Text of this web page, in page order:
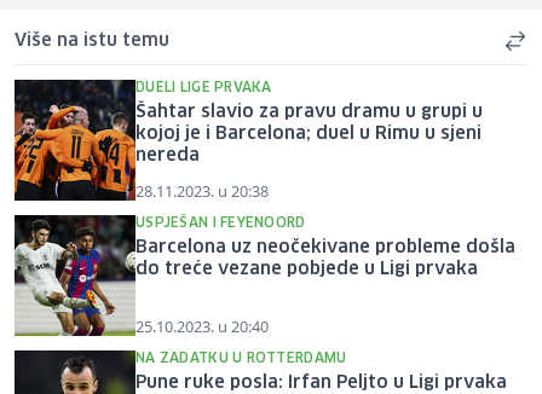
Više na istu temu
DUELI LIGE PRVAKA
Šahtar slavio za pravu dramu u grupi u
kojoj je i Barcelona; duel u Rimu u sjeni
nereda
28.11.2023. u 20:38
USPJEŠAN I FEYENOORD
Barcelona uz neočekivane probleme došla
do treće vezane pobjede u Ligi prvaka
25.10.2023. u 20:40
NA ZADATKU U ROTTERDAMU
Pune ruke posla: Irfan Peljto u Ligi prvaka